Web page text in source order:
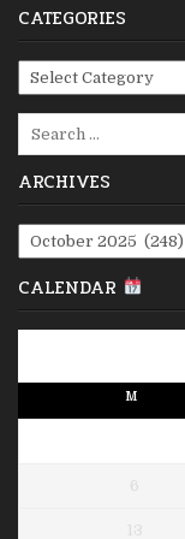
CATEGORIES
Categories
ARCHIVES
Archives
CALENDAR
M
6
13